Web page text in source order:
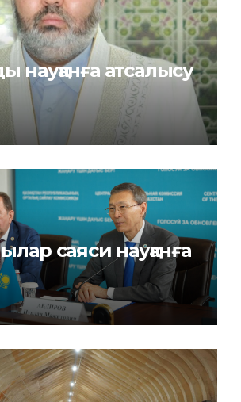
науқанға атсалысу
саяси науқанға